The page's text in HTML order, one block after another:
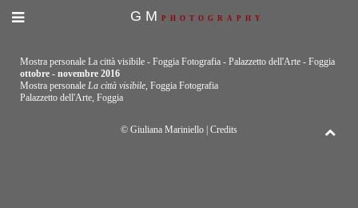
GM PHOTOGRAPHY
Mostra personale La città visibile - Foggia Fotografia - Palazzetto dell'Arte - Foggia
ottobre - novembre 2016
Mostra personale La città visibile, Foggia Fotografia
Palazzetto dell'Arte, Foggia
© Giuliana Mariniello | Credits